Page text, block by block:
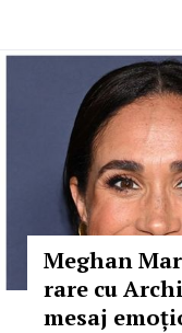
Meghan
rare cu
mesaj